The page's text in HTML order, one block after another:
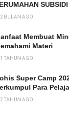
2 BULAN AGO
Membuat
Materi
1 TAHUN AGO
Super Camp
Para
2 TAHUN AGO